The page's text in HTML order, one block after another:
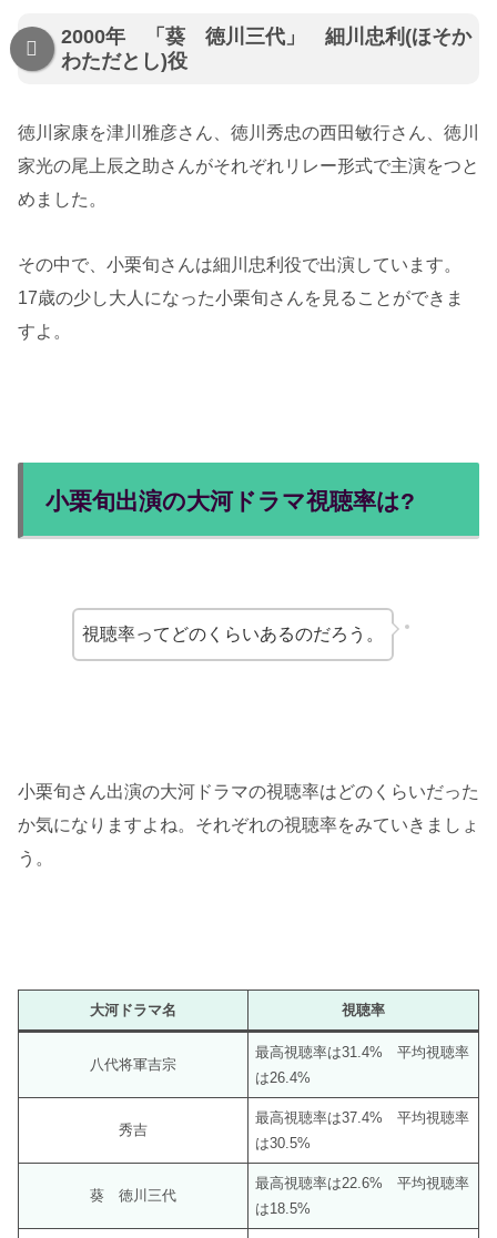
2000年 「葵 徳川三代」 細川忠利(ほそか
わただとし)役
徳川家康を津川雅彦さん、徳川秀忠の西田敏行さん、徳川
家光の尾上辰之助さんがそれぞれリレー形式で主演をつと
めました。
その中で、小栗旬さんは細川忠利役で出演しています。
17歳の少し大人になった小栗旬さんを見ることができま
すよ。
小栗旬出演の大河ドラマ視聴率は?
視聴率ってどのくらいあるのだろう。
小栗旬さん出演の大河ドラマの視聴率はどのくらいだった
か気になりますよね。それぞれの視聴率をみていきましょ
う。
大河ドラマ名 視聴率
八代将軍吉宗
最高視聴率は31.4% 平均視聴率
は26.4%
秀吉
最高視聴率は37.4% 平均視聴率
は30.5%
葵 徳川三代
最高視聴率は22.6% 平均視聴率
は18.5%